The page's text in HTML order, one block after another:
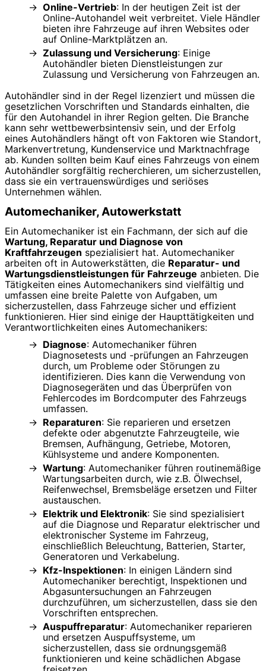
Online-Vertrieb: In der heutigen Zeit ist der
Online-Autohandel weit verbreitet. Viele Händler
bieten ihre Fahrzeuge auf ihren Websites oder
auf Online-Marktplätzen an.
Zulassung und Versicherung: Einige
Autohändler bieten Dienstleistungen zur
Zulassung und Versicherung von Fahrzeugen an.
Autohändler sind in der Regel lizenziert und müssen die
gesetzlichen Vorschriften und Standards einhalten, die
für den Autohandel in ihrer Region gelten. Die Branche
kann sehr wettbewerbsintensiv sein, und der Erfolg
eines Autohändlers hängt oft von Faktoren wie Standort,
Markenvertretung, Kundenservice und Marktnachfrage
ab. Kunden sollten beim Kauf eines Fahrzeugs von einem
Autohändler sorgfältig recherchieren, um sicherzustellen,
dass sie ein vertrauenswürdiges und seriöses
Unternehmen wählen.
Automechaniker, Autowerkstatt
Ein Automechaniker ist ein Fachmann, der sich auf die
Wartung, Reparatur und Diagnose von
Kraftfahrzeugen spezialisiert hat. Automechaniker
arbeiten oft in Autowerkstätten, die Reparatur- und
Wartungsdienstleistungen für Fahrzeuge anbieten. Die
Tätigkeiten eines Automechanikers sind vielfältig und
umfassen eine breite Palette von Aufgaben, um
sicherzustellen, dass Fahrzeuge sicher und effizient
funktionieren. Hier sind einige der Haupttätigkeiten und
Verantwortlichkeiten eines Automechanikers:
Diagnose: Automechaniker führen
Diagnosetests und -prüfungen an Fahrzeugen
durch, um Probleme oder Störungen zu
identifizieren. Dies kann die Verwendung von
Diagnosegeräten und das Überprüfen von
Fehlercodes im Bordcomputer des Fahrzeugs
umfassen.
Reparaturen: Sie reparieren und ersetzen
defekte oder abgenutzte Fahrzeugteile, wie
Bremsen, Aufhängung, Getriebe, Motoren,
Kühlsysteme und andere Komponenten.
Wartung: Automechaniker führen routinemäßige
Wartungsarbeiten durch, wie z.B. Ölwechsel,
Reifenwechsel, Bremsbeläge ersetzen und Filter
austauschen.
Elektrik und Elektronik: Sie sind spezialisiert
auf die Diagnose und Reparatur elektrischer und
elektronischer Systeme im Fahrzeug,
einschließlich Beleuchtung, Batterien, Starter,
Generatoren und Verkabelung.
Kfz-Inspektionen: In einigen Ländern sind
Automechaniker berechtigt, Inspektionen und
Abgasuntersuchungen an Fahrzeugen
durchzuführen, um sicherzustellen, dass sie den
Vorschriften entsprechen.
Auspuffreparatur: Automechaniker reparieren
und ersetzen Auspuffsysteme, um
sicherzustellen, dass sie ordnungsgemäß
funktionieren und keine schädlichen Abgase